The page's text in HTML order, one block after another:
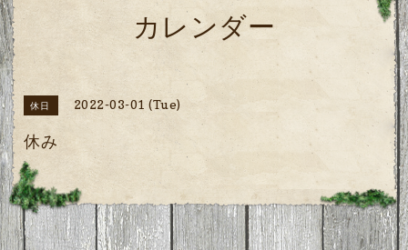
カレンダー
休日 2022-03-01 (Tue)
休み